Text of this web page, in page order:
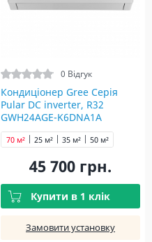
0 Відгук
Кондиціонер Gree Серія
Pular DC inverter, R32
GWH24AGE-K6DNA1A
25 м² 35 м² 50 м²
70 м²
45 700 грн.
Купити в 1 клік
Замовити установку